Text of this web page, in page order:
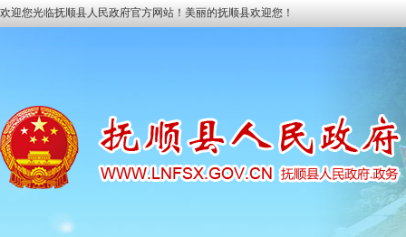
欢迎您光临抚顺县人民政府官方网站！美丽的抚顺县欢迎您！